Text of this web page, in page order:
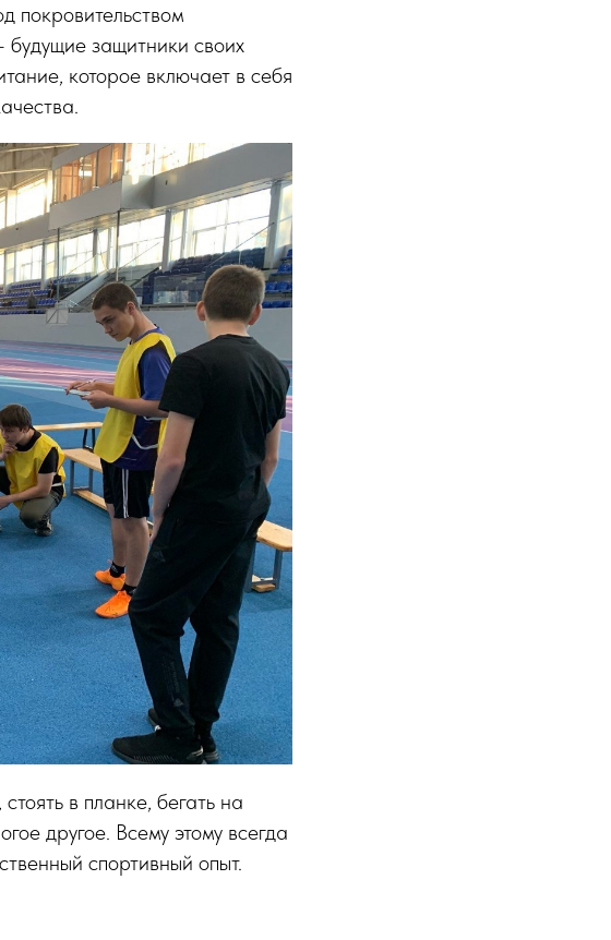
покровительством
защитники своих
которое включает в себя
в планке, бегать на
другое. Всему этому всегда
спортивный опыт.